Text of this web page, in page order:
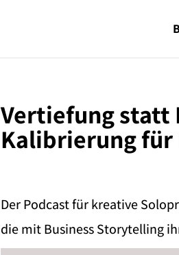
Vertiefung statt
Kalibrierung
Der Podcast für kreative
die mit Business Storytelling